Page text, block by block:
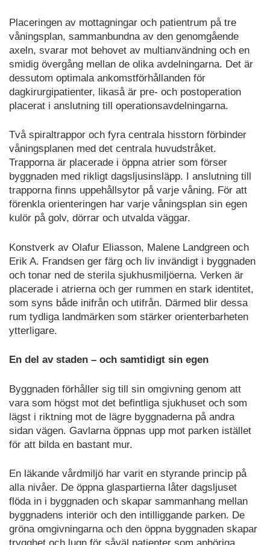
Placeringen av mottagningar och patientrum på tre
våningsplan, sammanbundna av den genomgående
axeln, svarar mot behovet av multianvändning och en
smidig övergång mellan de olika avdelningarna. Det är
dessutom optimala ankomstförhållanden för
dagkirurgipatienter, likaså är pre- och postoperation
placerat i anslutning till operationsavdelningarna.
Två spiraltrappor och fyra centrala hisstorn förbinder
våningsplanen med det centrala huvudstråket.
Trapporna är placerade i öppna atrier som förser
byggnaden med rikligt dagsljusinsläpp. I anslutning till
trapporna finns uppehållsytor på varje våning. För att
förenkla orienteringen har varje våningsplan sin egen
kulör på golv, dörrar och utvalda väggar.
Konstverk av Olafur Eliasson, Malene Landgreen och
Erik A. Frandsen ger färg och liv invändigt i byggnaden
och tonar ned de sterila sjukhusmiljöerna. Verken är
placerade i atrierna och ger rummen en stark identitet,
som syns både inifrån och utifrån. Därmed blir dessa
rum tydliga landmärken som stärker orienterbarheten
ytterligare.
En del av staden – och samtidigt sin egen
Byggnaden förhåller sig till sin omgivning genom att
vara som högst mot det befintliga sjukhuset och som
lägst i riktning mot de lägre byggnaderna på andra
sidan vägen. Gavlarna öppnas upp mot parken istället
för att bilda en bastant mur.
En läkande vårdmiljö har varit en styrande princip på
alla nivåer. De öppna glaspartierna låter dagsljuset
flöda in i byggnaden och skapar sammanhang mellan
byggnadens interiör och den intilliggande parken. De
gröna omgivningarna och den öppna byggnaden skapar